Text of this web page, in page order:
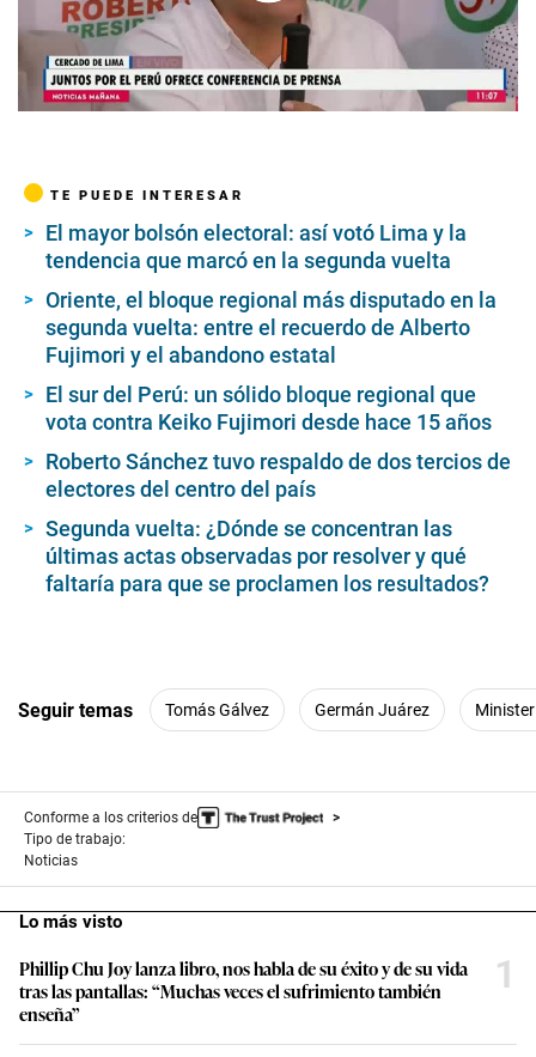
00:00/05:01
TE PUEDE INTERESAR
El mayor bolsón electoral: así votó Lima y la
tendencia que marcó en la segunda vuelta
Oriente, el bloque regional más disputado en la
segunda vuelta: entre el recuerdo de Alberto
Fujimori y el abandono estatal
El sur del Perú: un sólido bloque regional que
vota contra Keiko Fujimori desde hace 15 años
Roberto Sánchez tuvo respaldo de dos tercios de
electores del centro del país
Segunda vuelta: ¿Dónde se concentran las
últimas actas observadas por resolver y qué
faltaría para que se proclamen los resultados?
Seguir temas Tomás Gálvez Germán Juárez
Conforme a los criterios de
Tipo de trabajo:
Noticias
Lo más visto
Phillip Chu Joy lanza libro, nos habla de su éxito y de su vida
tras las pantallas: “Muchas veces el sufrimiento también
enseña”
1